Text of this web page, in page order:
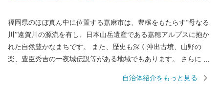
福岡県のほぼ真ん中に位置する嘉麻市は、豊穣をもたらす“母なる
川”遠賀川の源流を有し、日本山岳遺産である嘉穂アルプスに抱か
れた自然豊かなまちです。 また、歴史も深く沖出古墳、山野の
楽、豊臣秀吉の一夜城伝説等がある地域でもあります。 さらに、
生産者のこだわりが詰まった逸品ばかり。 豊かな自然と深い歴史
自治体紹介をもっと見る